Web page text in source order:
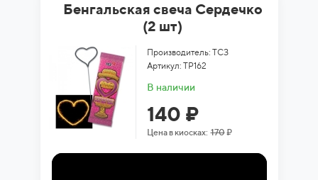
Бенгальская свеча Сердечко
(2 шт)
Производитель: ТСЗ
Артикул: ТР162
В наличии
140 ₽
Цена в киосках:170₽